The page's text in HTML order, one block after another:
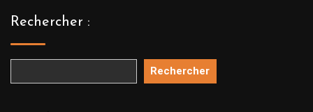
Rechercher :
Rechercher